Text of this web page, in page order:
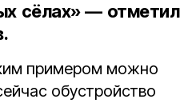
сёлах» — отметил
примером можно
обустройство